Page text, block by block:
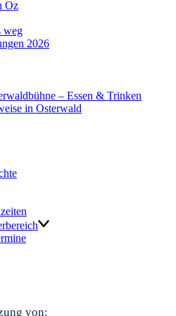
Oz
weg
2026
– Essen & Trinken
in Osterwald
von: